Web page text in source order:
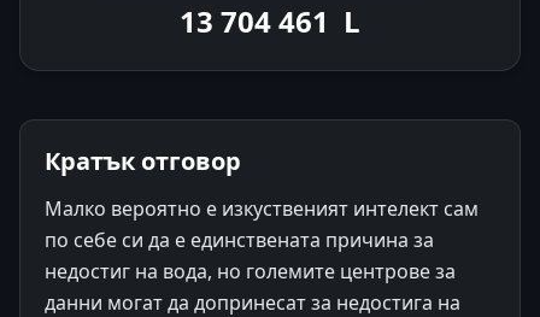
13 704 809 L
Кратък отговор
Малко вероятно е изкуственият интелект сам
по себе си да е единствената причина за
недостиг на вода, но големите центрове за
данни могат да допринесат за недостига на